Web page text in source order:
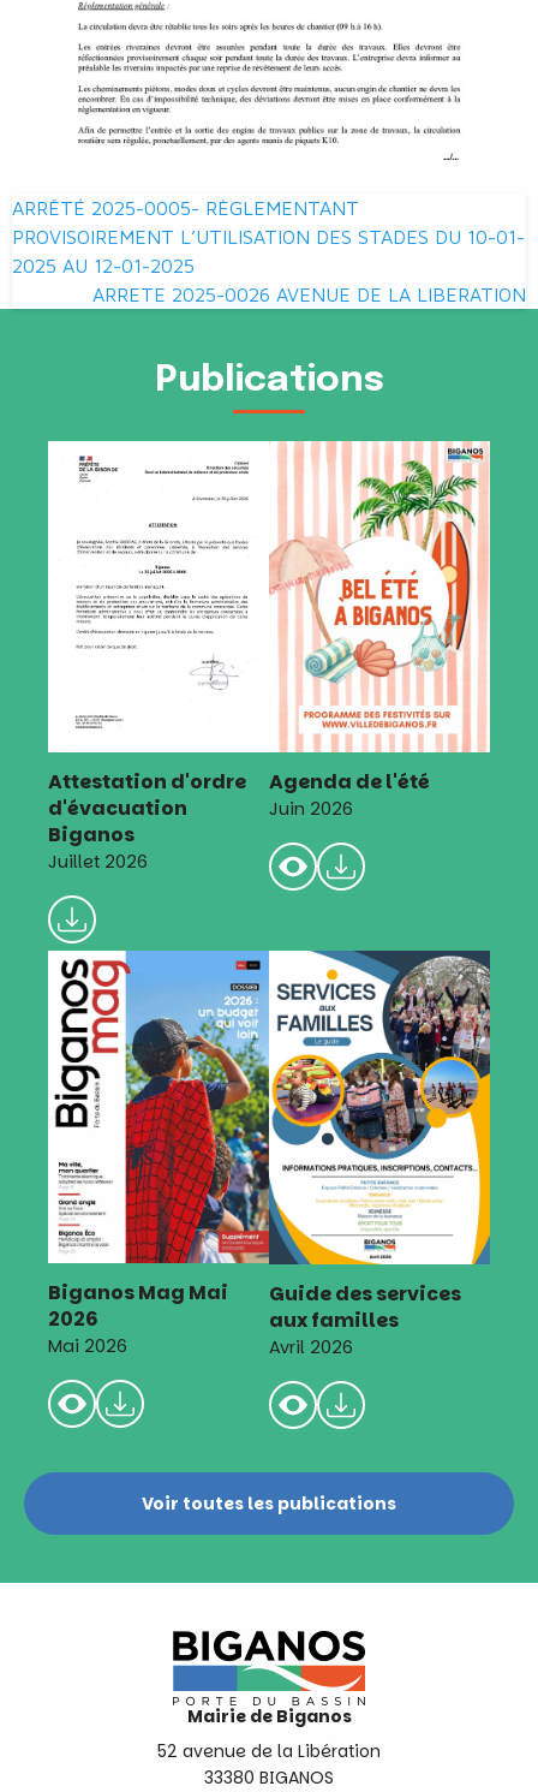
Navigation
de
l’article
ARRÊTÉ 2025-0005- RÈGLEMENTANT
PROVISOIREMENT L’UTILISATION DES STADES DU 10-01-
2025 AU 12-01-2025
ARRETE 2025-0026 AVENUE DE LA LIBERATION
Publications
Attestation d'ordre
d'évacuation
Biganos
Juillet 2026
Agenda de l'été
Juin 2026
Biganos Mag Mai
2026
Mai 2026
Guide des services
aux familles
Avril 2026
Voir toutes les publications
Mairie de Biganos
52 avenue de la Libération
33380 BIGANOS